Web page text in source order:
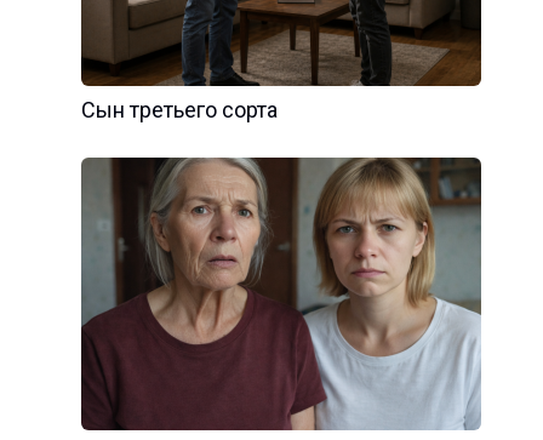
Сын третьего сорта